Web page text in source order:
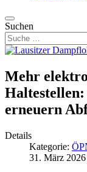
Suchen
Mehr
erneuern
Details
Kategorie:
31. März 2026